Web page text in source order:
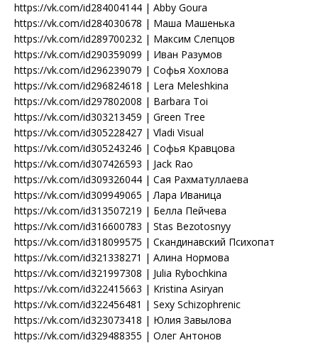
https://vk.com/id284004144 | Abby Goura
https://vk.com/id284030678 | Маша Машенька
https://vk.com/id289700232 | Максим Слепцов
https://vk.com/id290359099 | Иван Разумов
https://vk.com/id296239079 | Софья Хохлова
https://vk.com/id296824618 | Lera Meleshkina
https://vk.com/id297802008 | Barbara Toi
https://vk.com/id303213459 | Green Tree
https://vk.com/id305228427 | Vladi Visual
https://vk.com/id305243246 | Софья Кравцова
https://vk.com/id307426593 | Jack Rao
https://vk.com/id309326044 | Сая Рахматуллаева
https://vk.com/id309949065 | Лара Иваница
https://vk.com/id313507219 | Белла Пейчева
https://vk.com/id316600783 | Stas Bezotosnyy
https://vk.com/id318099575 | Скандинавский Психопат
https://vk.com/id321338271 | Алина Нормова
https://vk.com/id321997308 | Julia Rybochkina
https://vk.com/id322415663 | Kristina Asiryan
https://vk.com/id322456481 | Sexy Schizophrenic
https://vk.com/id323073418 | Юлия Завылова
https://vk.com/id329488355 | Οлег Αнтонов